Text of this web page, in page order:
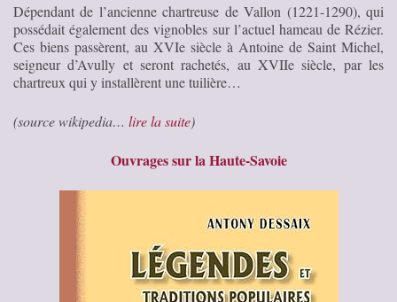
Dépendant de l’ancienne chartreuse de Vallon (1221-1290), qui
possédait également des vignobles sur l’actuel hameau de Rézier.
Ces biens passèrent, au XVIe siècle à Antoine de Saint Michel,
seigneur d’Avully et seront rachetés, au XVIIe siècle, par les
chartreux qui y installèrent une tuilière…
(source wikipedia… lire la suite)
Ouvrages sur la Haute-Savoie